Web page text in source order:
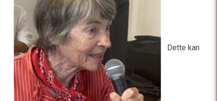
Dette kan